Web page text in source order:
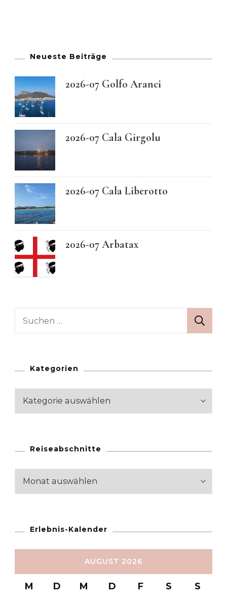
Neueste Beiträge
2026-07 Golfo Aranci
2026-07 Cala Girgolu
2026-07 Cala Liberotto
2026-07 Arbatax
Suchen
Kategorien
Kategorien
Reiseabschnitte
Reiseabschnitte
Erlebnis-Kalender
AUGUST 2026
M D M D F S S